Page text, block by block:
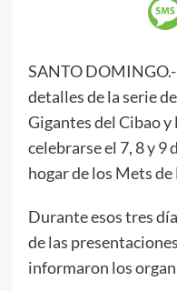
SANTO
detalles de la serie
Gigantes del Cibao y
celebrarse el 7, 8 y 9
hogar de los Mets de
Durante esos tres
de las
informaron los